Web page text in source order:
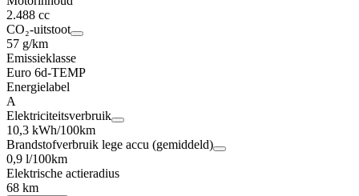
2.488 cc
CO₂-uitstoot
57 g/km
Emissieklasse
Euro 6d-TEMP
Energielabel
A
Elektriciteitsverbruik
10,3 kWh/100km
Brandstofverbruik lege accu (gemiddeld)
0,9 l/100km
Elektrische actieradius
68 km